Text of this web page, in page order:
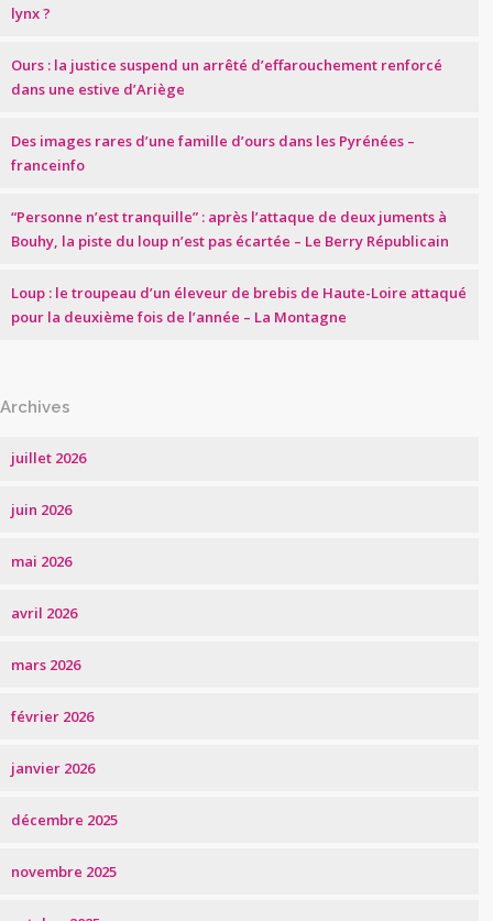
lynx ?
Ours : la justice suspend un arrêté d’effarouchement renforcé
dans une estive d’Ariège
Des images rares d’une famille d’ours dans les Pyrénées –
franceinfo
“Personne n’est tranquille” : après l’attaque de deux juments à
Bouhy, la piste du loup n’est pas écartée – Le Berry Républicain
Loup : le troupeau d’un éleveur de brebis de Haute-Loire attaqué
pour la deuxième fois de l’année – La Montagne
Archives
juillet 2026
juin 2026
mai 2026
avril 2026
mars 2026
février 2026
janvier 2026
décembre 2025
novembre 2025